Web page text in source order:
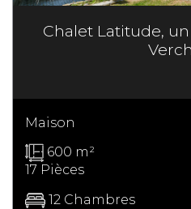
Chalet Latitude,
Maison
600 m²
17 Pièces
12 Chambres